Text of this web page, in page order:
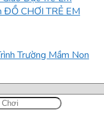
ĐỒ CHƠI TRẺ EM
Trường Mầm Non